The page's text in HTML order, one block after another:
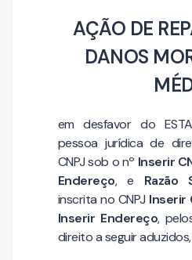
AÇÃO DE
DANOS
em desfavor do
pessoa jurídica de
CNPJ sob o nº Inserir
Endereço, e Razão
inscrita no CNPJ Inserir
Inserir Endereço,
direito a seguir aduzidos,